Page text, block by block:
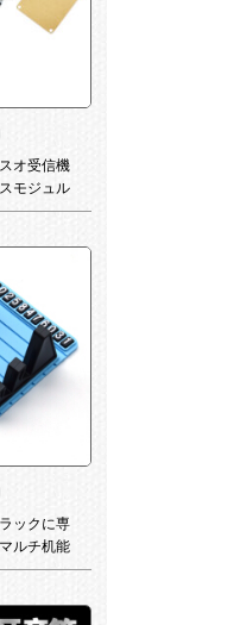
オ受信機
モジュル
ピカはブ
。
ックに専
ルチ机能
ライドス
ます。